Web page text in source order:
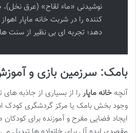
نوشیدنی «ماء لقاح» (عرق
کننده را در شربت خانه ماپار
دهد؛ تجربه ای بی نظیر از سنت
بامک: سرزمین بازی و
آنچه خانه ماپار را از بسیاری از جاذبه
وجود بخش بامک یا مرکز گردشگری
ایجاد فضایی مفرح و آموزنده برای کودکان